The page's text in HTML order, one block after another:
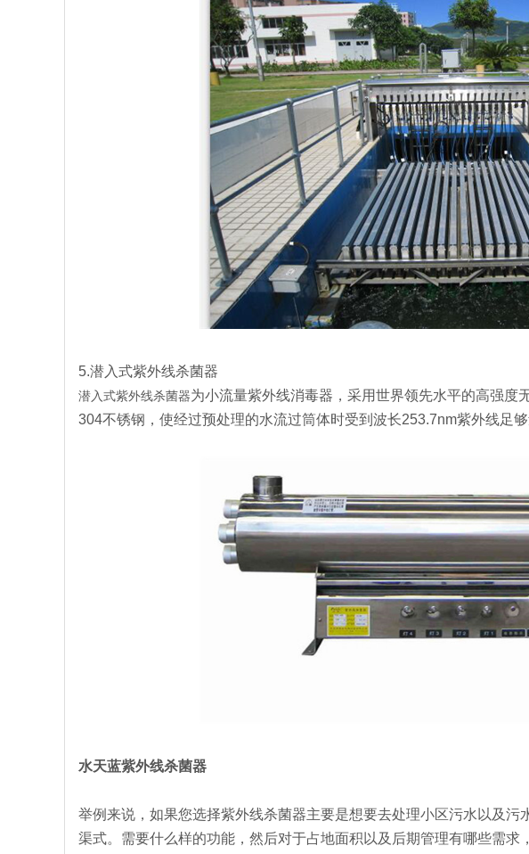
5.潜入式紫外线杀菌器
潜入式紫外线杀菌器为小流量紫外线消毒器，采用世界领先水平的高强
304不锈钢，使经过预处理的水流过筒体时受到波长253.7nm紫外线足
水天蓝紫外线杀菌器
举例来说，如果您选择紫外线杀菌器主要是想要去处理小区污水以及
渠式。需要什么样的功能，然后对于占地面积以及后期管理有哪些需